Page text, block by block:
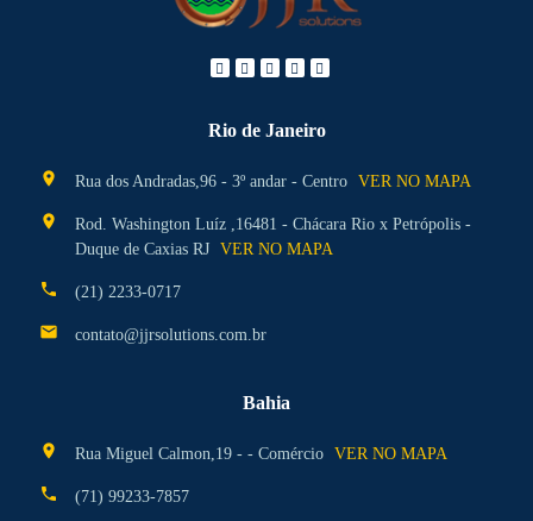
Rio de Janeiro
location_on Rua dos Andradas,96 - 3º andar - Centro VER NO MAPA
location_on
Rod. Washington Luíz ,16481 - Chácara Rio x Petrópolis -
Duque de Caxias RJ VER NO MAPA
phone (21) 2233-0717
mail contato@jjrsolutions.com.br
Bahia
location_on Rua Miguel Calmon,19 - - Comércio VER NO MAPA
phone (71) 99233-7857